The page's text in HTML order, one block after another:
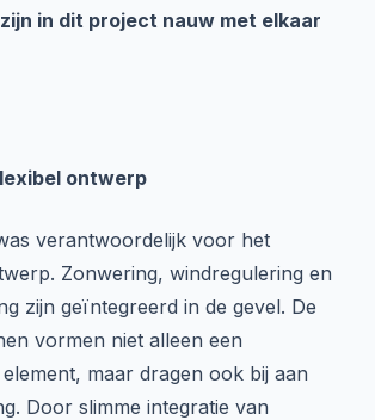
in dit project nauw met elkaar
ontwerp
verantwoordelijk voor het
Zonwering, windregulering en
zijn geïntegreerd in de gevel. De
vormen niet alleen een
maar dragen ook bij aan
Door slimme integratie van